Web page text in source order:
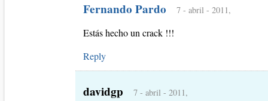
Fernando Pardo 7 - abril - 2011,
Estás hecho un crack !!!
Reply
davidgp 7 - abril - 2011,